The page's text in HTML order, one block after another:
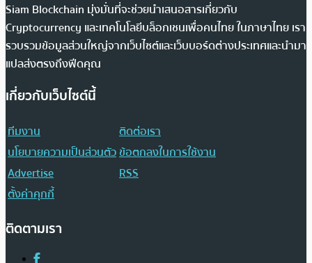
Siam Blockchain มุ่งมั่นที่จะช่วยนำเสนอสารเกี่ยวกับ
Cryptocurrency และเทคโนโลยีบล็อกเชนเพื่อคนไทย ในภาษาไทย เรา
รวบรวมข้อมูลส่วนใหญ่จากเว็บไซต์และเว็บบอร์ดต่างประเทศและนำมา
แปลส่งตรงถึงฟีดคุณ
เกี่ยวกับเว็บไซต์นี้
ทีมงาน
ติดต่อเรา
นโยบายความเป็นส่วนตัวข้อตกลงในการใช้งาน
Advertise
RSS
ตั้งค่าคุกกี้
ติดตามเรา